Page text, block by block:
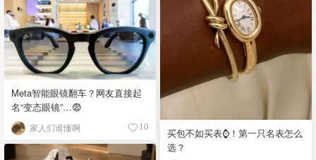
买包不如买表⌚️！第一只名表怎么
选？
Meta智能眼镜翻车？网友直接起
名“变态眼镜”…😨
家人们谁懂啊 10